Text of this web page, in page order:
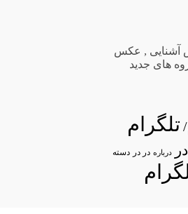
, عکس
های جدید
تلگرام
در درباره در در دسته